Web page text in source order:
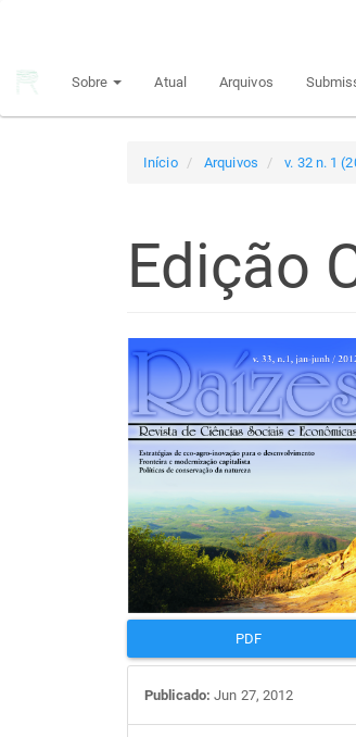
principal
Sobre Atual Arquivos
Início Arquivos v. 32 n. 1
Edição
Barra
lateral
de
artigos
PDF
Publicado: Jun 27, 2012